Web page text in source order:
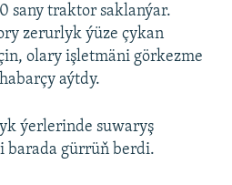
sany traktor saklanýar.
zerurlyk ýüze çykan
olary işletmäni görkezme
aýtdy.
ýerlerinde suwaryş
barada gürrüň berdi.